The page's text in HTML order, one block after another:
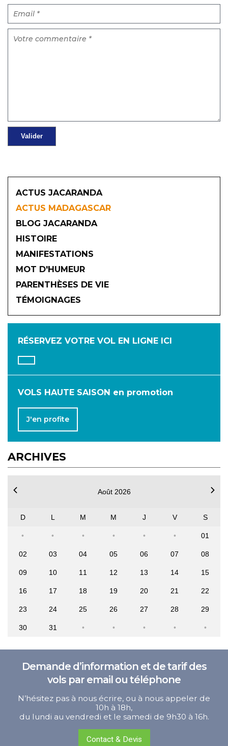
ACTUS JACARANDA
ACTUS MADAGASCAR
BLOG JACARANDA
HISTOIRE
MANIFESTATIONS
MOT D'HUMEUR
PARENTHÈSES DE VIE
TÉMOIGNAGES
RÉSERVEZ VOTRE VOL EN LIGNE ICI
VOLS HAUTE SAISON en promotion
J'en profite
ARCHIVES
JANVIER
AVRIL MAI JUIN
JUILLET AOÛT SEPTEMBRE
OCTOBRE
Août 2026
D L M M J V S
01
02 03 04 05 06 07 08
09 10 11 12 13 14 15
16 17 18 19 20 21 22
23 24 25 26 27 28 29
30 31
Demande d’information et de tarif des
vols par email ou téléphone
N’hésitez pas à nous écrire, ou à nous appeler de
10h à 18h,
du lundi au vendredi et le samedi de 9h30 à 16h.
Contact & Devis